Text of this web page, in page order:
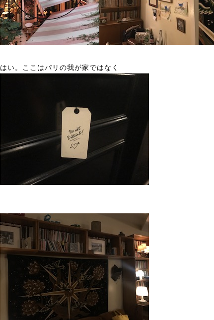
はい。ここはパリの我が家ではなく